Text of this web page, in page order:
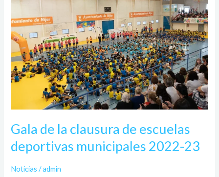
Gala de la clausura de escuelas
deportivas municipales 2022-23
Noticias /admin
clausura
de
escuelas
deportivas
municipales
2022-